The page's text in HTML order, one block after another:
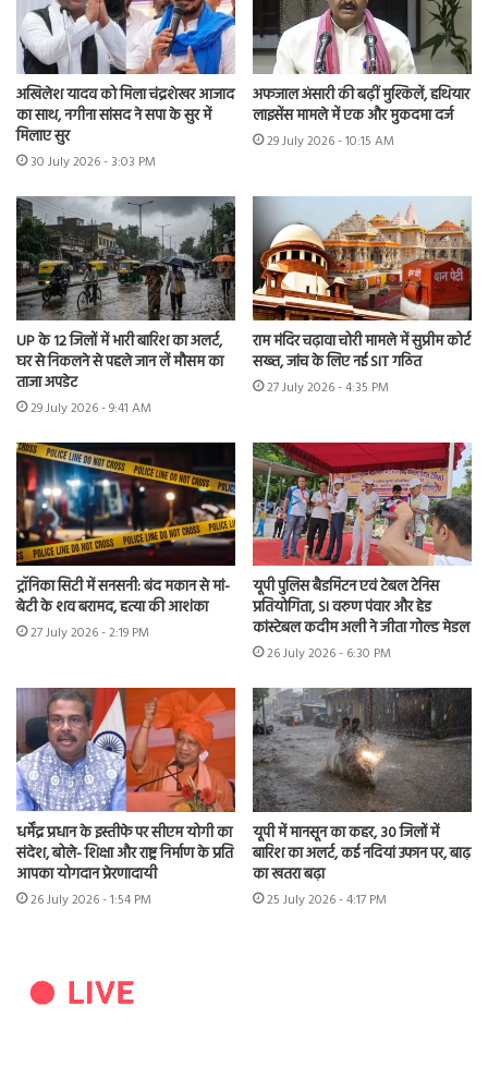
अखिलेश यादव को मिला चंद्रशेखर आजाद
का साथ, नगीना सांसद ने सपा के सुर में
मिलाए सुर
30 July 2026 - 3:03 PM
अफजाल अंसारी की बढ़ीं मुश्किलें, हथियार
लाइसेंस मामले में एक और मुकदमा दर्ज
29 July 2026 - 10:15 AM
UP के 12 जिलों में भारी बारिश का अलर्ट,
घर से निकलने से पहले जान लें मौसम का
ताजा अपडेट
29 July 2026 - 9:41 AM
राम मंदिर चढ़ावा चोरी मामले में सुप्रीम कोर्ट
सख्त, जांच के लिए नई SIT गठित
27 July 2026 - 4:35 PM
ट्रॉनिका सिटी में सनसनी: बंद मकान से मां-
बेटी के शव बरामद, हत्या की आशंका
27 July 2026 - 2:19 PM
यूपी पुलिस बैडमिंटन एवं टेबल टेनिस
प्रतियोगिता, SI वरुण पंवार और हेड
कांस्टेबल कदीम अली ने जीता गोल्ड मेडल
26 July 2026 - 6:30 PM
धर्मेंद्र प्रधान के इस्तीफे पर सीएम योगी का
संदेश, बोले- शिक्षा और राष्ट्र निर्माण के प्रति
आपका योगदान प्रेरणादायी
26 July 2026 - 1:54 PM
यूपी में मानसून का कहर, 30 जिलों में
बारिश का अलर्ट, कई नदियां उफान पर, बाढ़
का खतरा बढ़ा
25 July 2026 - 4:17 PM